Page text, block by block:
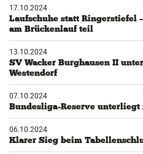
17.10.2024
Laufschuhe statt Ringerstiefel
am Brückenlauf teil
13.10.2024
SV Wacker Burghausen II
Westendorf
07.10.2024
Bundesliga-Reserve unterliegt
06.10.2024
Klarer Sieg beim